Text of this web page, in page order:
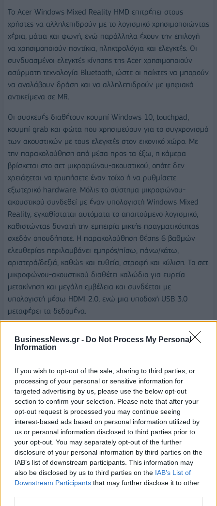
BusinessNews.gr - Do Not Process My Personal
Information
If you wish to opt-out of the sale, sharing to third parties, or
processing of your personal or sensitive information for
targeted advertising by us, please use the below opt-out
section to confirm your selection. Please note that after your
opt-out request is processed you may continue seeing
interest-based ads based on personal information utilized by
us or personal information disclosed to third parties prior to
your opt-out. You may separately opt-out of the further
disclosure of your personal information by third parties on the
IAB’s list of downstream participants. This information may
also be disclosed by us to third parties on the IAB’s List of
Downstream Participants that may further disclose it to other
Το Acer Windows Mixed Reality HMD επιτρέπει στους
χρήστες να αλληλεπιδρούν με το λογισμικό χρησιμοποιώντας
χέρια, μάτια και φωνή, ενώ παράλληλα έχουν την επιλογή
να χρησιμοποιούν ποντίκια, πληκτρολόγια και ελεγκτές. Οι
συνδυασμένοι ελεγκτές κίνησης της Acer χρησιμοποιούν
ασύρματη τεχνολογία Bluetooth, ώστε οι παίκτες να μπορούν
να αναλάβουν δράση και να αλληλεπιδρούν με ψηφιακά
αντικείμενα σε MR.
Οι συσκευές διαθέτουν κουμπί Windows 10, touchpad,
κουμπί grab και φώτα που χρησιμεύουν για το συγχρονισμό
των ακουστικών με τους ελεγκτές στον εικονικό χώρο. Με
την παρακολούθηση από μέσα προς τα έξω, η κάμερα
βρίσκεται στο σετ μικροφώνου-ακουστικού, οπότε δεν
χρειάζεται να τρυπήσετε έναν τοίχο ή να ρυθμίσετε
εξωτερικό hardware. Μόλις το σύστημα μικροφώνου-
ακουστικού συνδεθεί με έναν υπολογιστή Windows Mixed
Reality, εγκαθίσταται αυτόματα το απαιτούμενο λογισμικό,
καθιστώντας δυνατή την εμπειρία μικτής πραγματικότητας
σχεδόν οπουδήποτε. Η παρακολούθηση θέσης 6 βαθμών
ελευθερίας περιλαμβάνει εμπρός/πίσω, πάνω/κάτω,
αριστερά/δεξιά, καθώς και ευθεία, στροφή και κύλιση. Το σετ
μικροφώνου-ακουστικού διαθέτει καλώδιο για ευρεία
μετακίνηση και μεγάλη εμβέλεια και συνδέεται με
υπολογιστή μέσω HDMI 2.0, ενώ μια υποδοχή USB 3.0
μεταφέρει τα δεδομένα.
Τα Acer Windows Mixed Reality της HMD είναι ιδιαίτερα
ελαφριά, ενώ μια απλή ρύθμιση καθιστά την εφαρμογή τους
ανθεκτικό στο ιδρώτα υλικό για άνεση και ανθεκτικότητα.
Δύο οθόνες υγρών κρυστάλλων υψηλής ευκρίνειας 2,89
ιντσών παρέχουν ένα ευρύ πεδίο θέασης 95 μοιρών με
ανάλυση 2880x1440. Ο γρήγορος ρυθμός ανανέωσης μέχρι
και 90Hz παρέχει σαφείς και ρεαλιστικές εικόνες για μια
φανταστική εμπειρία μικτής πραγματικότητας.
Τιμές και διαθεσιμότητα
Όλα τα παραπάνω προϊόντα της Acer θα έχετε τη
δυνατότητα να τα δείτε και να τα δοκιμάσετε κατά τη